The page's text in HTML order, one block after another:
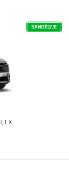
SANDĖLYJE
EX